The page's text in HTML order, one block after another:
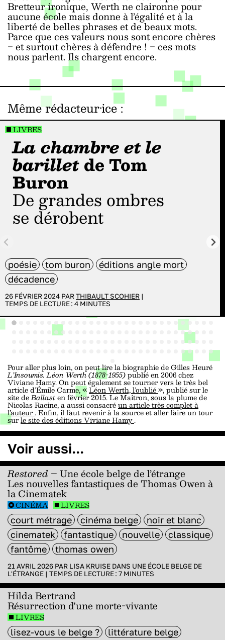
Bretteur ironique, Werth ne claironne pour
aucune école mais donne à l’égalité et à la
liberté de belles phrases et de beaux mots.
Parce que ces valeurs nous sont encore chères
‒ et surtout chères à défendre ! ‒ ces mots
nous parlent. Ils chargent encore.
Même rédacteur·ice:
LIVRES
La chambre et le
barilletde Tom
Buron
De grandes ombres
se dérobent
poésie tom buron
éditions angle mort
décadence
26 FÉVRIER 2024 PARTHIBAULT SCOHIER |
TEMPS DE LECTURE : 4 MINUTES
Pour aller plus loin, on peut lire la biographie de Gilles Heuré
L’Insoumis. Léon Werth (1878-1955)publié en 2006 chez
Viviane Hamy. On peut également se tourner vers le très bel
article d’Émile Carme, «Léon Werth, l’oublié», publié sur le
site deBallasten février 2015. Le Maitron, sous la plume de
Nicolas Racine, a aussi consacréun article très complet à
l’auteur. Enfin, il faut revenir à la source et aller faire un tour
surle site des éditions Viviane Hamy.
Voir aussi...
Restored – Une école belge de l’étrange
Les nouvelles fantastiques de Thomas Owen à
la Cinematek
CINÉMA LIVRES
court métrage cinéma belge
noir et blanc
cinematek
fantastique nouvelle
classique
fantôme
thomas owen
21 AVRIL 2026 PAR LISA KRUISE DANS UNE ÉCOLE BELGE DE
L'ÉTRANGE | TEMPS DE LECTURE : 7 MINUTES
Hilda Bertrand
Résurrection d'une morte-vivante
LIVRES
lisez-vous le belge ?
littérature belge